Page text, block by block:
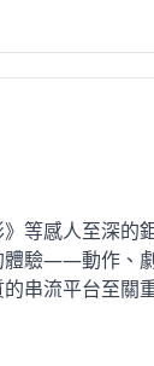
等感人至深的
體驗——動作、
串流平台至關